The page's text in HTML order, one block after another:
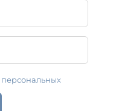
персональных